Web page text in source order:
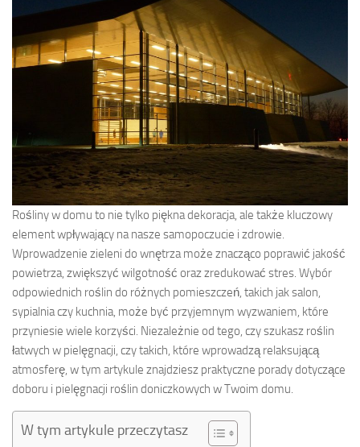
Rośliny w domu to nie tylko piękna dekoracja, ale także kluczowy
element wpływający na nasze samopoczucie i zdrowie.
Wprowadzenie zieleni do wnętrza może znacząco poprawić jakość
powietrza, zwiększyć wilgotność oraz zredukować stres. Wybór
odpowiednich roślin do różnych pomieszczeń, takich jak salon,
sypialnia czy kuchnia, może być przyjemnym wyzwaniem, które
przyniesie wiele korzyści. Niezależnie od tego, czy szukasz roślin
łatwych w pielęgnacji, czy takich, które wprowadzą relaksującą
atmosferę, w tym artykule znajdziesz praktyczne porady dotyczące
doboru i pielęgnacji roślin doniczkowych w Twoim domu.
W tym artykule przeczytasz